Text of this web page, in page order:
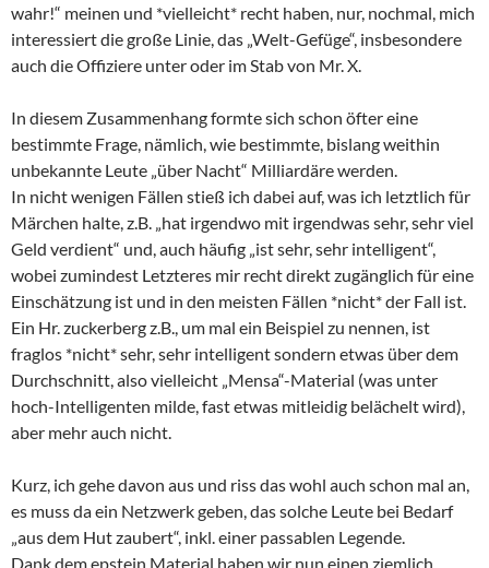
wahr!“ meinen und *vielleicht* recht haben, nur, nochmal, mich
interessiert die große Linie, das „Welt-Gefüge“, insbesondere
auch die Offiziere unter oder im Stab von Mr. X.
In diesem Zusammenhang formte sich schon öfter eine
bestimmte Frage, nämlich, wie bestimmte, bislang weithin
unbekannte Leute „über Nacht“ Milliardäre werden.
In nicht wenigen Fällen stieß ich dabei auf, was ich letztlich für
Märchen halte, z.B. „hat irgendwo mit irgendwas sehr, sehr viel
Geld verdient“ und, auch häufig „ist sehr, sehr intelligent“,
wobei zumindest Letzteres mir recht direkt zugänglich für eine
Einschätzung ist und in den meisten Fällen *nicht* der Fall ist.
Ein Hr. zuckerberg z.B., um mal ein Beispiel zu nennen, ist
fraglos *nicht* sehr, sehr intelligent sondern etwas über dem
Durchschnitt, also vielleicht „Mensa“-Material (was unter
hoch-Intelligenten milde, fast etwas mitleidig belächelt wird),
aber mehr auch nicht.
Kurz, ich gehe davon aus und riss das wohl auch schon mal an,
es muss da ein Netzwerk geben, das solche Leute bei Bedarf
„aus dem Hut zaubert“, inkl. einer passablen Legende.
Dank dem epstein Material haben wir nun einen ziemlich